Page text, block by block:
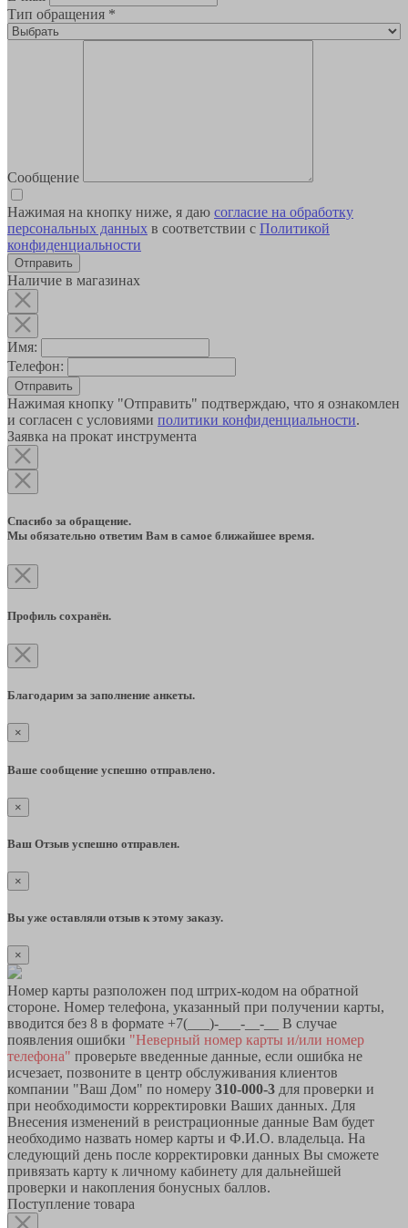
Тип обращения *
Сообщение
Нажимая на кнопку ниже, я даю согласие на обработку
персональных данных в соответствии с Политикой
конфиденциальности
Наличие в магазинах
Имя:
Телефон:
Отправить
Нажимая кнопку "Отправить" подтверждаю, что я ознакомлен
и согласен с условиями политики конфиденциальности.
Заявка на прокат инструмента
Спасибо за обращение.
Мы обязательно ответим Вам в самое ближайшее время.
Профиль сохранён.
Благодарим за заполнение анкеты.
×
Ваше сообщение успешно отправлено.
×
Ваш Отзыв успешно отправлен.
×
Вы уже оставляли отзыв к этому заказу.
×
Номер карты разположен под штрих-кодом на обратной
стороне. Номер телефона, указанный при получении карты,
вводится без 8 в формате +7(___)-___-__-__ В случае
появления ошибки "Неверный номер карты и/или номер
телефона" проверьте введенные данные, если ошибка не
исчезает, позвоните в центр обслуживания клиентов
компании "Ваш Дом" по номеру 310-000-3 для проверки и
при необходимости корректировки Ваших данных. Для
Внесения изменений в реистрационные данные Вам будет
необходимо назвать номер карты и Ф.И.О. владельца. На
следующий день после корректировки данных Вы сможете
привязать карту к личному кабинету для дальнейшей
проверки и накопления бонусных баллов.
Поступление товара